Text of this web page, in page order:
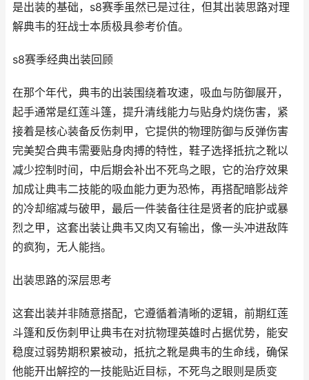
是出装的基础，s8赛季虽然已是过往，但其出装思路对理
解典韦的狂战士本质极具参考价值。
s8赛季经典出装回顾
在那个年代，典韦的出装围绕着攻速，吸血与防御展开，
起手通常是红莲斗篷，提升清线能力与贴身灼烧伤害，紧
接着是核心装备反伤刺甲，它提供的物理防御与反弹伤害
完美契合典韦需要贴身肉搏的特性，鞋子选择抵抗之靴以
减少控制时间，中后期会补出不死鸟之眼，它的治疗效果
加成让典韦二技能的吸血能力更为恐怖，再搭配暗影战斧
的冷却缩减与破甲，最后一件装备往往是贤者的庇护或暴
烈之甲，这套出装让典韦又肉又有输出，像一头冲进敌阵
的疯狗，无人能挡。
出装思路的深层思考
这套出装并非随意搭配，它遵循着清晰的逻辑，前期红莲
斗篷和反伤刺甲让典韦在对抗物理英雄时占据优势，能安
稳度过弱势期积累被动，抵抗之靴是典韦的生命线，确保
他能开出解控的一技能贴近目标，不死鸟之眼则是质变